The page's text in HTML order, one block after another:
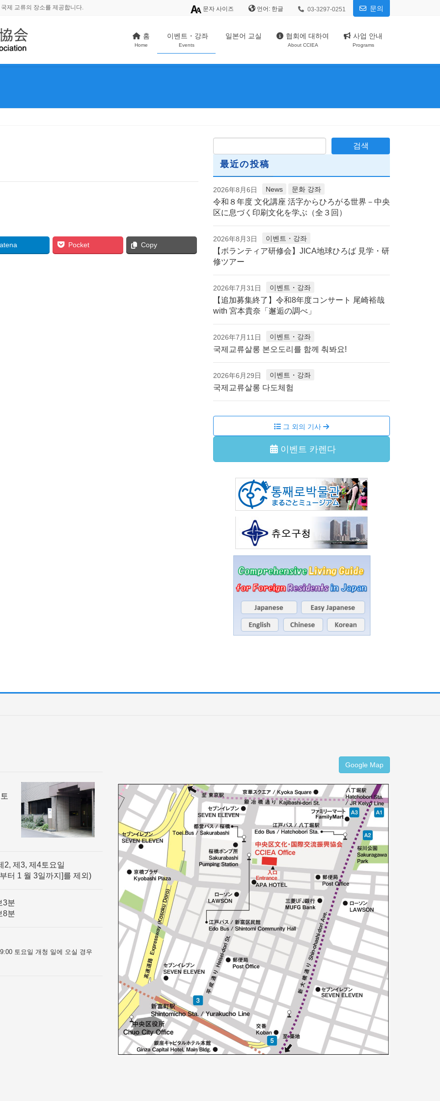
제 교류의 장소를 제공합니다. 문자 사이즈 언어: 03-3297-0251 문의
홈
Home
이벤트・강좌
Events
일본어 교실 협회에 대하여
About CCIEA
사업 안내
Programs
Pocket Copy
最近の投稿
2026年8月6日 News 문화 강좌
令和８年度 文化講座 活字からひろがる世界－中央
区に息づく印刷文化を学ぶ（全３回）
2026年8月3日 이벤트・강좌
【ボランティア研修会】JICA地球ひろば 見学・研
修ツアー
2026年7月31日 이벤트・강좌
【追加募集終了】令和8年度コンサート 尾崎裕哉
with 宮本貴奈「邂逅の調べ」
2026年7月11日 이벤트・강좌
국제교류살롱 본오도리를 함께 춰봐요!
2026年6月29日 이벤트・강좌
국제교류살롱 다도체험
그 외의 기사
이벤트 카렌다
제3, 제4토요일
터 1 월 3일까지]를 제외)
3분
8분
토요일 개청 일에 오실 경우
Google Map